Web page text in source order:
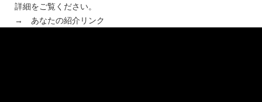
詳細をご覧ください。
→ あなたの紹介リンク